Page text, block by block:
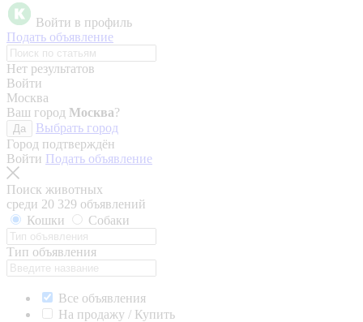
Войти в профиль
Подать объявление
Нет результатов
Войти
Москва
Ваш город Москва?
Да
Выбрать город
Город подтверждён
Войти Подать объявление
Поиск животных
среди 20 329 объявлений
Кошки
Собаки
Тип объявления
Все объявления
На продажу / Купить